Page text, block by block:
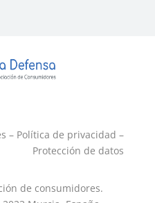
– Política de privacidad –
Protección de datos
de consumidores.